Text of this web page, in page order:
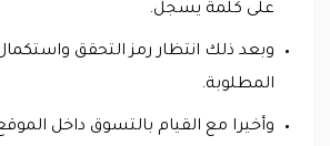
على كلمة يسجل.
وبعد ذلك انتظار رمز التحقق
المطلوبة.
وأخيرا مع القيام بالتسوق داخل